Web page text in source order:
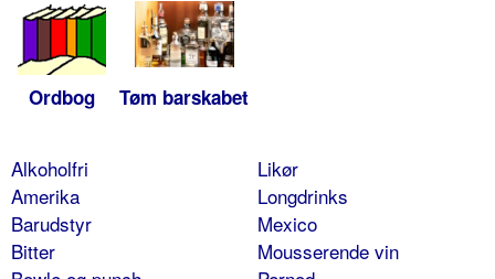
Ordbog Tøm barskabet
Alkoholfri
Amerika
Barudstyr
Bitter
Likør
Longdrinks
Mexico
Mousserende vin